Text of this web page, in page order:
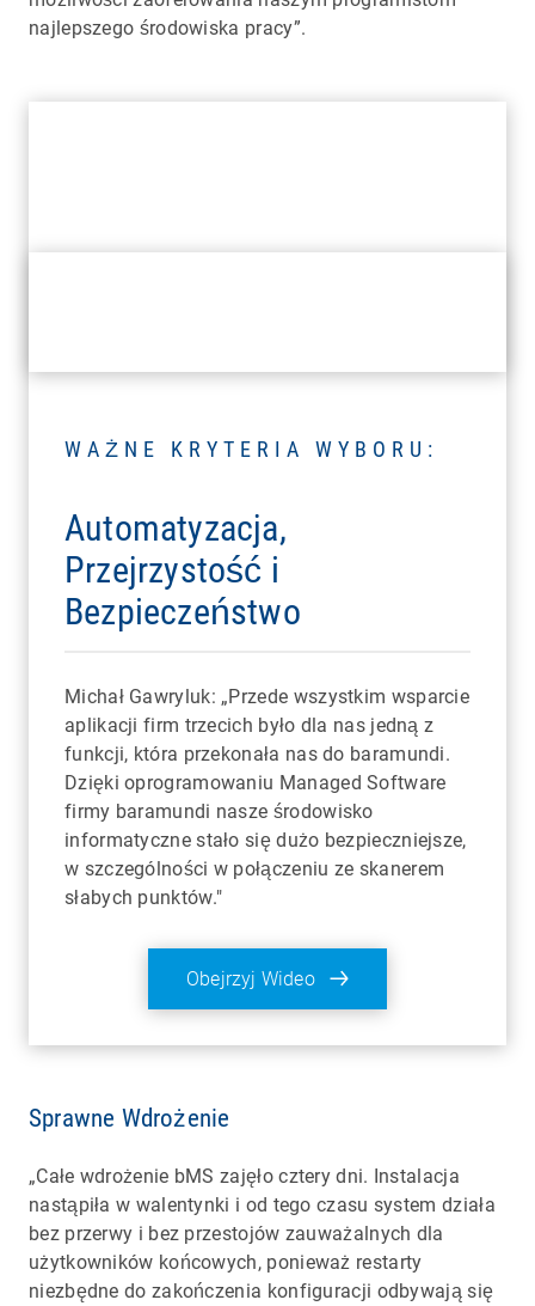
najlepszego środowiska pracy”.
Automatyzacja,
Przejrzystość i
Bezpieczeństwo
WAŻNE KRYTERIA WYBORU:
Michał Gawryluk: „Przede wszystkim wsparcie
aplikacji firm trzecich było dla nas jedną z
funkcji, która przekonała nas do baramundi.
Dzięki oprogramowaniu Managed Software
firmy baramundi nasze środowisko
informatyczne stało się dużo bezpieczniejsze,
w szczególności w połączeniu ze skanerem
słabych punktów."
Obejrzyj Wideo
Sprawne Wdrożenie
„Całe wdrożenie bMS zajęło cztery dni. Instalacja
nastąpiła w walentynki i od tego czasu system działa
bez przerwy i bez przestojów zauważalnych dla
użytkowników końcowych, ponieważ restarty
niezbędne do zakończenia konfiguracji odbywają się